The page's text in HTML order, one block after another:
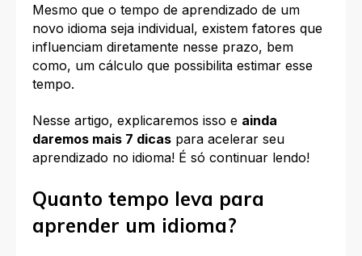
Mesmo que o tempo de aprendizado de um
novo idioma seja individual, existem fatores que
influenciam diretamente nesse prazo, bem
como, um cálculo que possibilita estimar esse
tempo.
Nesse artigo, explicaremos isso e ainda
daremos mais 7 dicas para acelerar seu
aprendizado no idioma! É só continuar lendo!
Quanto tempo leva para
aprender um idioma?